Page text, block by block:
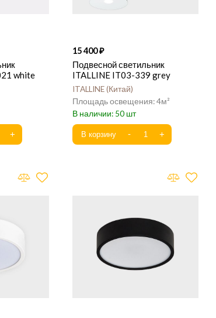
white
15 400
Подвесной светильник
ITALLINE IT03-339 grey
ITALLINE Китай
4
50